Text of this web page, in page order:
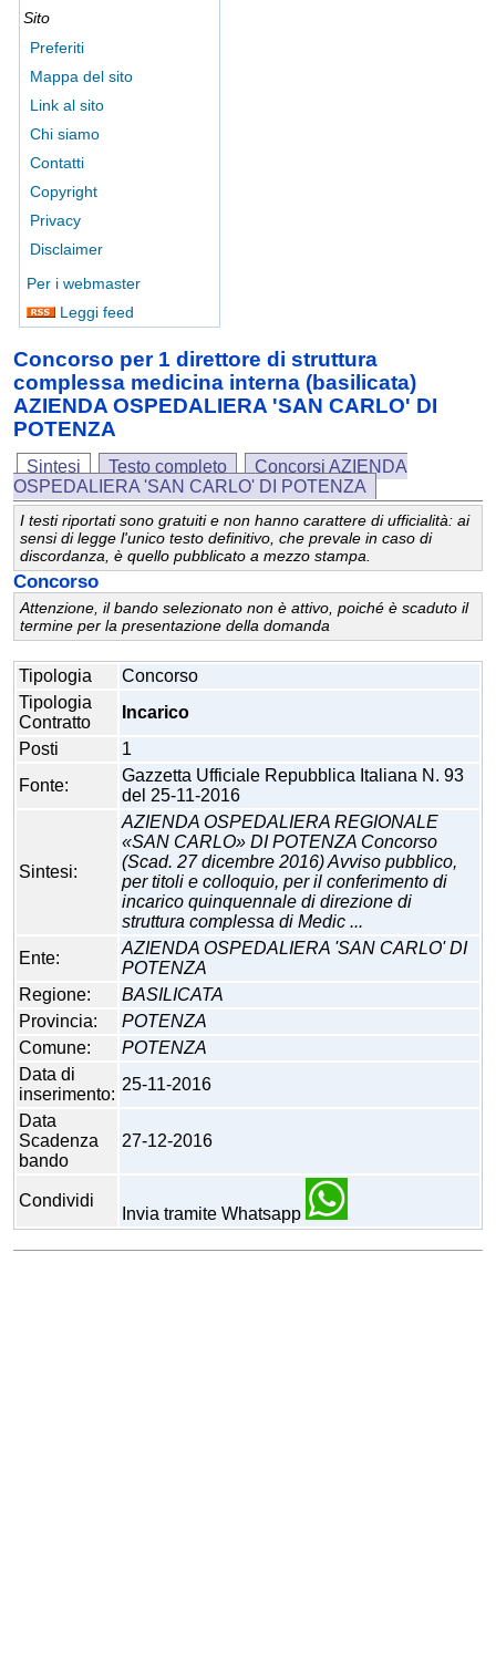
Sito
Preferiti
Mappa del sito
Link al sito
Chi siamo
Contatti
Copyright
Privacy
Disclaimer
Per i webmaster
Leggi feed
Concorso per 1 direttore di struttura
complessa medicina interna (basilicata)
AZIENDA OSPEDALIERA 'SAN CARLO' DI
POTENZA
Sintesi Testo completo
Concorsi AZIENDA
OSPEDALIERA 'SAN CARLO' DI POTENZA
I testi riportati sono gratuiti e non hanno carattere di ufficialità: ai
sensi di legge l'unico testo definitivo, che prevale in caso di
discordanza, è quello pubblicato a mezzo stampa.
Concorso
Attenzione, il bando selezionato non è attivo, poiché è scaduto il
termine per la presentazione della domanda
Tipologia
Concorso
Tipologia
Contratto
Incarico
Posti
1
Fonte:
Gazzetta Ufficiale Repubblica Italiana N. 93
del 25-11-2016
Sintesi:
AZIENDA OSPEDALIERA REGIONALE
«SAN CARLO» DI POTENZA Concorso
(Scad. 27 dicembre 2016) Avviso pubblico,
per titoli e colloquio, per il conferimento di
incarico quinquennale di direzione di
struttura complessa di Medic ...
Ente:
AZIENDA OSPEDALIERA 'SAN CARLO' DI
POTENZA
Regione:
BASILICATA
Provincia:
POTENZA
Comune:
POTENZA
Data di
inserimento:
25-11-2016
Data
Scadenza
bando
27-12-2016
Condividi
Invia tramite Whatsapp